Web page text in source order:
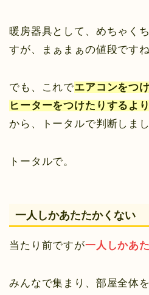
暖房器具として、めちゃく
すが、まぁまぁの値段ですね
でも、これでエアコンをつ
ヒーターをつけたりするよ
から、トータルで判断しまし
トータルで。
一人しかあたたかくない
当たり前ですが一人しかあ
みんなで集まり、部屋全体